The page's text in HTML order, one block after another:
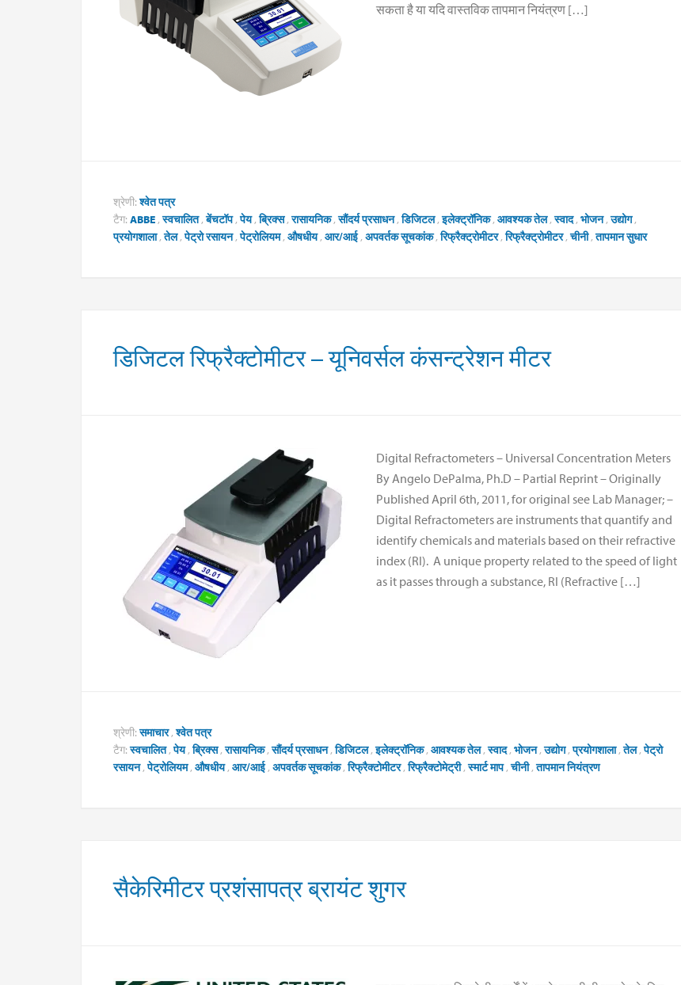
सकता है या यदि वास्तविक तापमान नियंत्रण […]
श्रेणी:श्वेत पत्र
टैग: ABBE ,स्वचालित,बेंचटॉप,पेय,ब्रिक्स,रासायनिक,सौंदर्य प्रसाधन,डिजिटल,इलेक्ट्रॉनिक, आवश्यक तेल,स्वाद, भोजन,उद्योग,
प्रयोगशाला,तेल,पेट्रो रसायन,पेट्रोलियम, औषधीय, आर/आई, अपवर्तक सूचकांक,रिफ्रैक्ट्रोमीटर,रिफ्रैक्ट्रोमीटर,चीनी,तापमान सुधार
डिजिटल रिफ्रैक्टोमीटर – यूनिवर्सल कंसन्ट्रेशन मीटर
Digital Refractometers – Universal Concentration Meters
By Angelo DePalma, Ph.D – Partial Reprint – Originally
Published April 6th, 2011, for original see Lab Manager; –
Digital Refractometers are instruments that quantify and
identify chemicals and materials based on their refractive
index (RI). A unique property related to the speed of light
as it passes through a substance, RI (Refractive […]
श्रेणी:समाचार,श्वेत पत्र
टैग:स्वचालित,पेय,ब्रिक्स,रासायनिक,सौंदर्य प्रसाधन,डिजिटल,इलेक्ट्रॉनिक, आवश्यक तेल,स्वाद, भोजन,उद्योग,प्रयोगशाला,तेल,पेट्रो
रसायन,पेट्रोलियम, औषधीय, आर/आई, अपवर्तक सूचकांक,रिफ्रैक्टोमीटर,रिफ्रैक्टोमेट्री,स्मार्ट माप,चीनी,तापमान नियंत्रण
सैकेरिमीटर प्रशंसापत्र ब्रायंट शुगर